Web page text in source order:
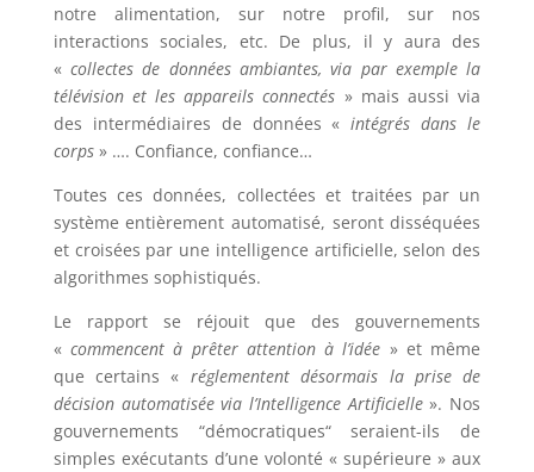
notre alimentation, sur notre profil, sur nos
interactions sociales, etc. De plus, il y aura des
«collectes de données ambiantes, via par exemple la
télévision et les appareils connectés » mais aussi via
des intermédiaires de données «intégrés dans le
corps» …. Confiance, confiance…
Toutes ces données, collectées et traitées par un
système entièrement automatisé, seront disséquées
et croisées par une intelligence artificielle, selon des
algorithmes sophistiqués.
Le rapport se réjouit que des gouvernements
«commencent à prêter attention à l’idée » et même
que certains « réglementent désormais la prise de
décision automatisée via l’Intelligence Artificielle». Nos
gouvernements “démocratiques“ seraient-ils de
simples exécutants d’une volonté « supérieure » aux